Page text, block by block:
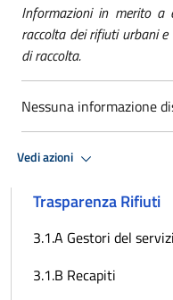
Informazioni in merito a
raccolta dei rifiuti urbani
di raccolta.
Nessuna informazione
Vedi azioni
Trasparenza Rifiuti
3.1.A Gestori del
3.1.B Recapiti